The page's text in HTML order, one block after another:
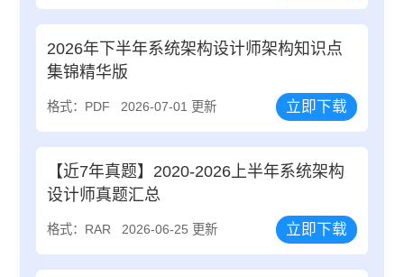
2026年下半年系统架构设计师架构知识点
集锦精华版
格式：PDF 2026-07-01 更新 立即下载
【近7年真题】2020-2026上半年系统架构
设计师真题汇总
格式：RAR 2026-06-25 更新 立即下载